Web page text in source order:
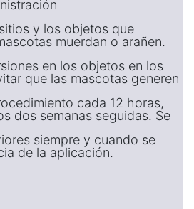
y los objetos que
muerdan o arañen.
en los objetos en los
que las mascotas generen
cada 12 horas,
dos semanas seguidas. Se
siempre y cuando se
de la aplicación.